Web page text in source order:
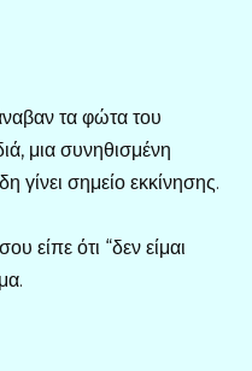
τα φώτα του
μια συνηθισμένη
γίνει σημείο εκκίνησης.
είπε ότι “δεν είμαι